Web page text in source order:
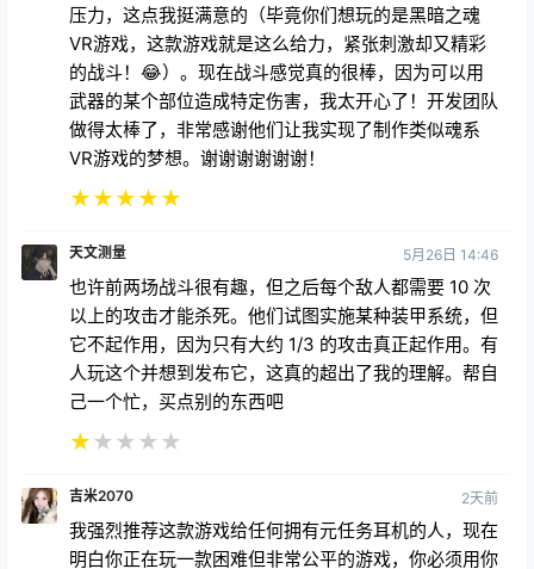
压力，这点我挺满意的（毕竟你们想玩的是黑暗之魂
VR游戏，这款游戏就是这么给力，紧张刺激却又精彩
的战斗！😂）。现在战斗感觉真的很棒，因为可以用
武器的某个部位造成特定伤害，我太开心了！开发团队
做得太棒了，非常感谢他们让我实现了制作类似魂系
VR游戏的梦想。谢谢谢谢谢谢！
★★★★★
天文测量 5月26日 14:46
也许前两场战斗很有趣，但之后每个敌人都需要 10 次
以上的攻击才能杀死。他们试图实施某种装甲系统，但
它不起作用，因为只有大约 1/3 的攻击真正起作用。有
人玩这个并想到发布它，这真的超出了我的理解。帮自
己一个忙，买点别的东西吧
★★ ★ ★ ★
吉米2070 2天前
我强烈推荐这款游戏给任何拥有元任务耳机的人，现在
明白你正在玩一款困难但非常公平的游戏，你必须用你